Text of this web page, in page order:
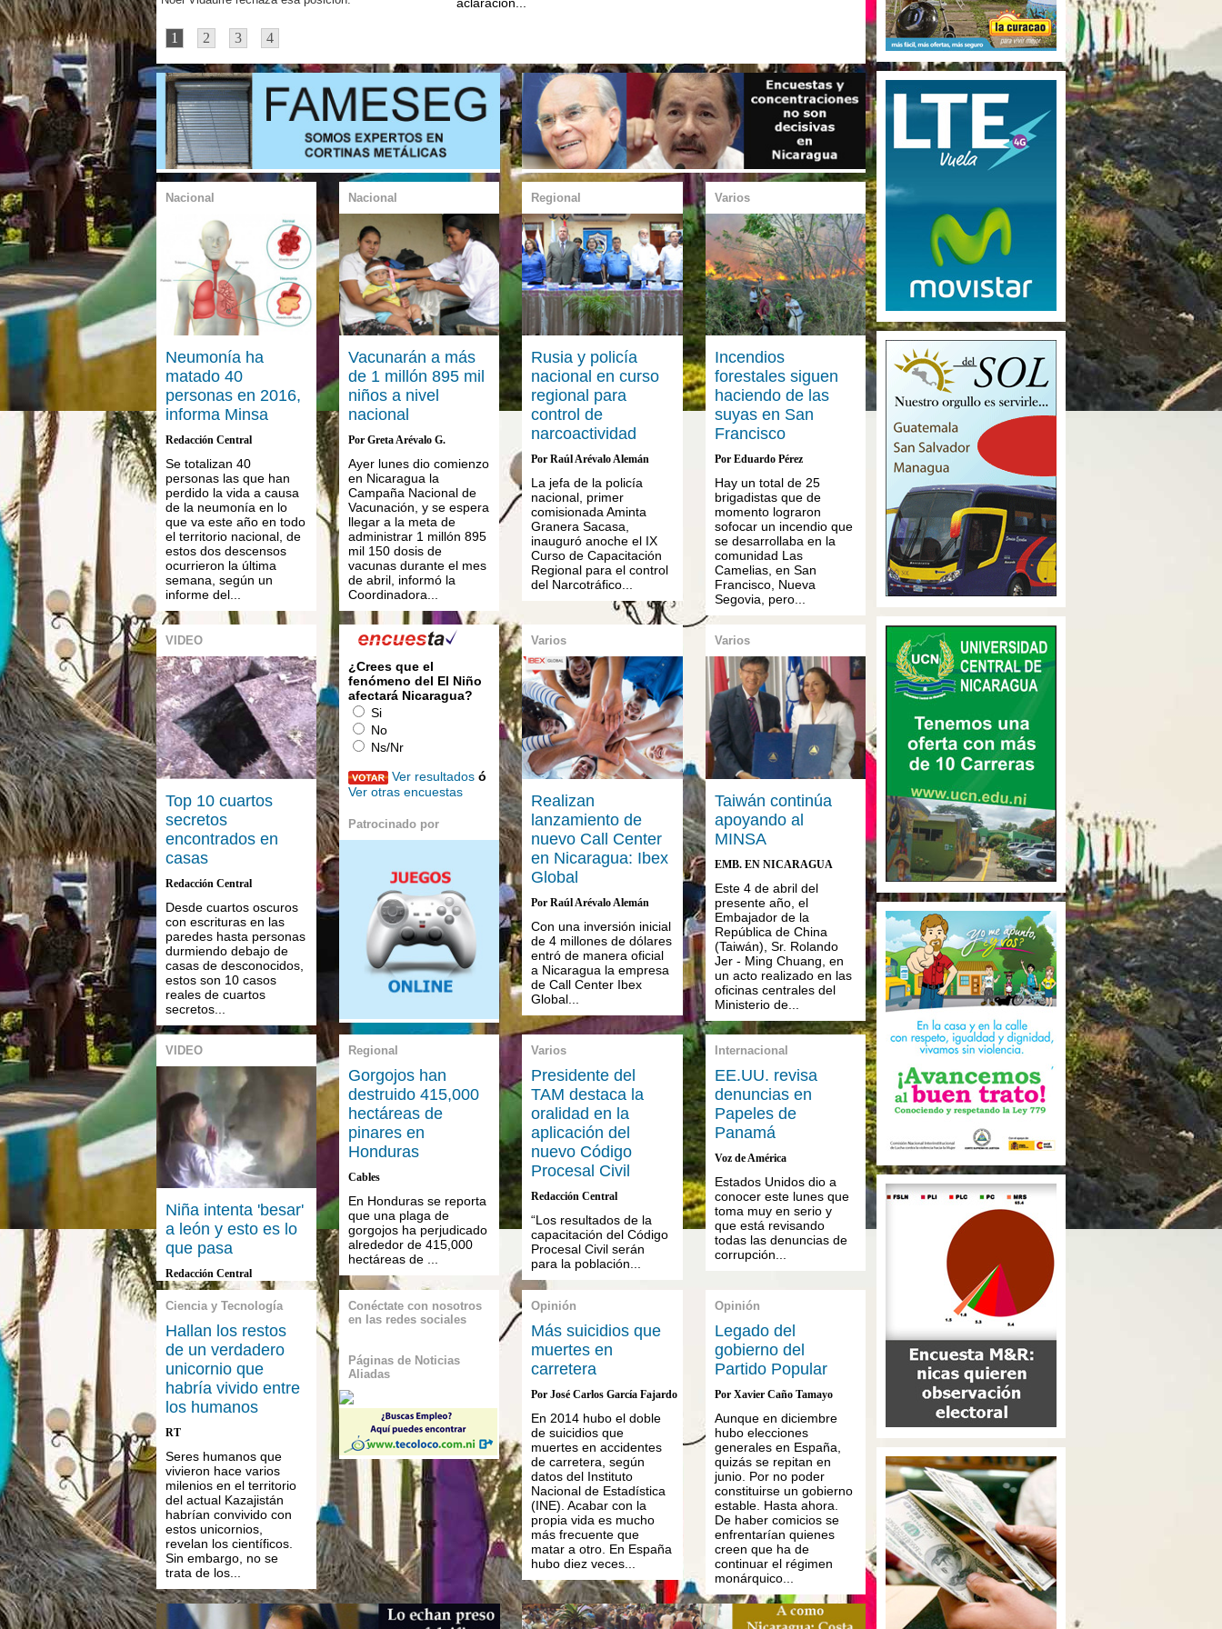
1 2 3 4
Nacional
Neumonía ha
matado 40
personas en 2016,
informa Minsa
Redacción Central
Se totalizan 40
personas las que han
perdido la vida a causa
de la neumonía en lo
que va este año en todo
el territorio nacional, de
estos dos descensos
ocurrieron la última
semana, según un
informe del...
Nacional
Vacunarán a más
de 1 millón 895 mil
niños a nivel
nacional
Por Greta Arévalo G.
Ayer lunes dio comienzo
en Nicaragua la
Campaña Nacional de
Vacunación, y se espera
llegar a la meta de
administrar 1 millón 895
mil 150 dosis de
vacunas durante el mes
de abril, informó la
Coordinadora...
Regional
Rusia y policía
nacional en curso
regional para
control de
narcoactividad
Por Raúl Arévalo Alemán
La jefa de la policía
nacional, primer
comisionada Aminta
Granera Sacasa,
inauguró anoche el IX
Curso de Capacitación
Regional para el control
del Narcotráfico...
Varios
Incendios
forestales siguen
haciendo de las
suyas en San
Francisco
Por Eduardo Pérez
Hay un total de 25
brigadistas que de
momento lograron
sofocar un incendio que
se desarrollaba en la
comunidad Las
Camelias, en San
Francisco, Nueva
Segovia, pero...
VIDEO
Top 10 cuartos
secretos
encontrados en
casas
Redacción Central
Desde cuartos oscuros
con escrituras en las
paredes hasta personas
durmiendo debajo de
casas de desconocidos,
estos son 10 casos
reales de cuartos
secretos...
¿Crees que el
fenómeno del El Niño
afectará Nicaragua?
Si
No
Ns/Nr
Ver resultados ó
Ver otras encuestas
Patrocinado por
Varios
Realizan
lanzamiento de
nuevo Call Center
en Nicaragua: Ibex
Global
Por Raúl Arévalo Alemán
Con una inversión inicial
de 4 millones de dólares
entró de manera oficial
a Nicaragua la empresa
de Call Center Ibex
Global...
Varios
Taiwán continúa
apoyando al
MINSA
EMB. EN NICARAGUA
Este 4 de abril del
presente año, el
Embajador de la
República de China
(Taiwán), Sr. Rolando
Jer - Ming Chuang, en
un acto realizado en las
oficinas centrales del
Ministerio de...
VIDEO
Niña intenta 'besar'
a león y esto es lo
que pasa
Redacción Central
Regional
Gorgojos han
destruido 415,000
hectáreas de
pinares en
Honduras
Cables
En Honduras se reporta
que una plaga de
gorgojos ha perjudicado
alrededor de 415,000
hectáreas de ...
Varios
Presidente del
TAM destaca la
oralidad en la
aplicación del
nuevo Código
Procesal Civil
Redacción Central
“Los resultados de la
capacitación del Código
Procesal Civil serán
para la población...
Internacional
EE.UU. revisa
denuncias en
Papeles de
Panamá
Voz de América
Estados Unidos dio a
conocer este lunes que
toma muy en serio y
que está revisando
todas las denuncias de
corrupción...
Ciencia y Tecnología
Hallan los restos
de un verdadero
unicornio que
habría vivido entre
los humanos
RT
Seres humanos que
vivieron hace varios
milenios en el territorio
del actual Kazajistán
habrían convivido con
estos unicornios,
revelan los científicos.
Sin embargo, no se
trata de los...
Conéctate con nosotros
en las redes sociales
Páginas de Noticias
Aliadas
Opinión
Más suicidios que
muertes en
carretera
Por José Carlos García Fajardo
En 2014 hubo el doble
de suicidios que
muertes en accidentes
de carretera, según
datos del Instituto
Nacional de Estadística
(INE). Acabar con la
propia vida es mucho
más frecuente que
matar a otro. En España
hubo diez veces...
Opinión
Legado del
gobierno del
Partido Popular
Por Xavier Caño Tamayo
Aunque en diciembre
hubo elecciones
generales en España,
quizás se repitan en
junio. Por no poder
constituirse un gobierno
estable. Hasta ahora.
De haber comicios se
enfrentarían quienes
creen que ha de
continuar el régimen
monárquico...